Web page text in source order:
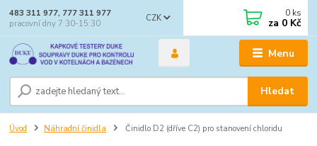
Menu
CZK
Hledat
483 311 977, 777 311 977
pracovní dny 7:30-15:30
0 ks
za 0 Kč
Úvod Náhradní činidla Činidlo D2 (dříve C2) pro stanovení chloridu